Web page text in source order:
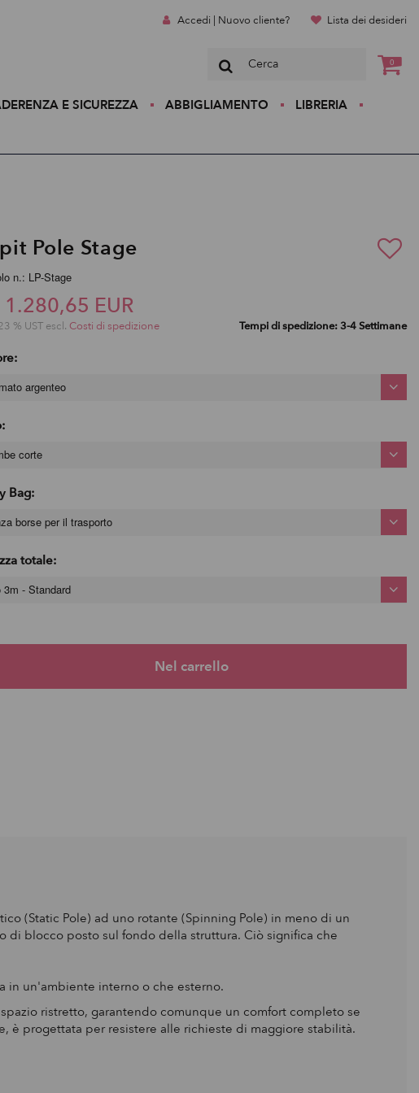
Accedi | Nuovo cliente? Lista dei desideri
0
E SICUREZZA ABBIGLIAMENTO
LIBRERIA
Pole Stage
n.: LP-Stage
EUR
% UST escl. Costi di spedizione Tempi di spedizione: 3-4 Settimane
argenteo
corte
Bag:
borse per il trasporto
totale:
3m - Standard
(Static Pole) ad uno rotante (Spinning Pole) in meno di un
di blocco posto sul fondo della struttura. Ciò significa che
in un'ambiente interno o che esterno.
ristretto, garantendo comunque un comfort completo se
è progettata per resistere alle richieste di maggiore stabilità.